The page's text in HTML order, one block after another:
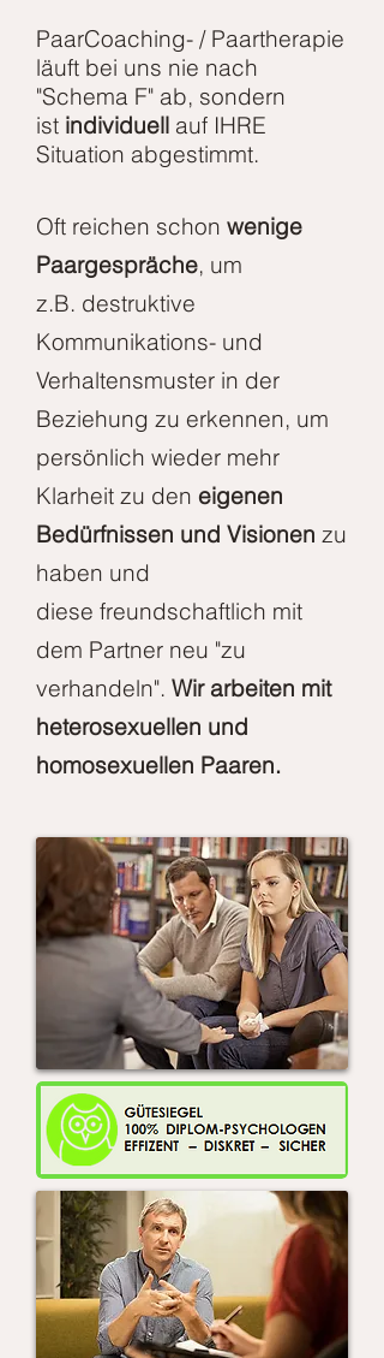
PaarCoaching- / Paartherapie
läuft bei uns nie nach
"Schema F" ab, sondern
ist individuell auf IHRE
Situation abgestimmt.
Oft reichen schon wenige
Paargespräche, um
z.B. destruktive
Kommunikations- und
Verhaltensmuster in der
Beziehung zu erkennen, um
persönlich wieder mehr
Klarheit zu den eigenen
Bedürfnissen und Visionen zu
haben und
diese freundschaftlich mit
dem Partner neu "zu
verhandeln". Wir arbeiten mit
heterosexuellen und
homosexuellen Paaren.